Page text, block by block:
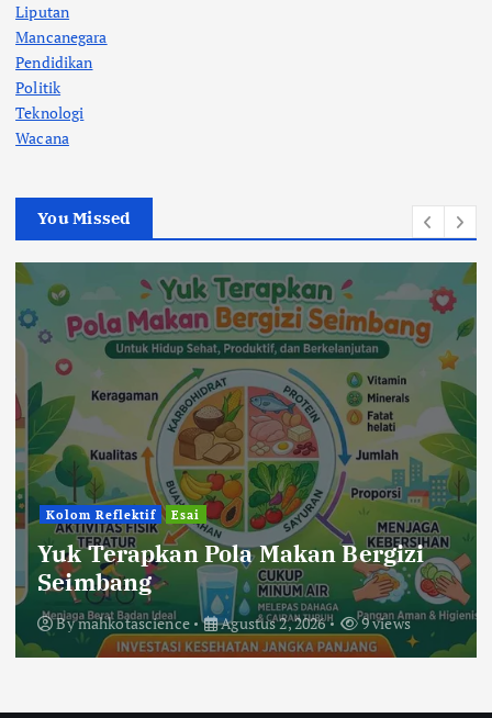
Liputan
Mancanegara
Pendidikan
Politik
Teknologi
Wacana
You Missed
Kolom Reflektif Esai
Yuk Terapkan Pola Makan Bergizi
Seimbang
Bymahkotascience Agustus 2, 2026 9 views